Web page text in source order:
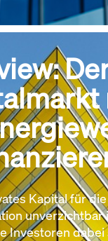
Kapital für die
unverzichtbar
Investoren dabei